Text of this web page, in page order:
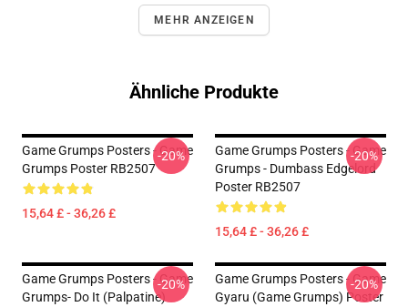
MEHR ANZEIGEN
Ähnliche Produkte
Game Grumps Posters - Game
Grumps Poster RB2507
15,64 £ - 36,26 £
-20%
Game Grumps Posters - Game
Grumps - Dumbass Edgelord
Poster RB2507
15,64 £ - 36,26 £
-20%
Game Grumps Posters - Game
Grumps- Do It (Palpatine)
-20%
Game Grumps Posters - Game
Gyaru (Game Grumps) Poster
-20%